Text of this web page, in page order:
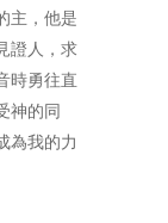
主，他是
證人，求
時勇往直
神的同
為我的力